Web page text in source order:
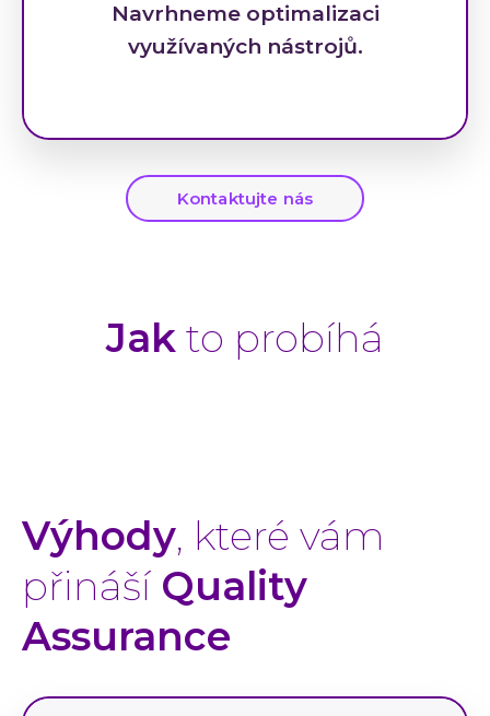
Navrhneme optimalizaci
využívaných nástrojů.
Kontaktujte nás
Jak to probíhá
Výhody, které vám
přináší Quality
Assurance